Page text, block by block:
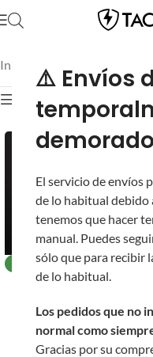
⚠️ Envíos
El servicio de envíos
de lo habitual debido
tenemos que hacer
manual. Puedes
sólo que para recibir
de lo habitual.
Los pedidos que no
normal como
Gracias por su
Inicio
Mostrar filtros
NUEVO
EMG x Kimber Custom
TLE/RL II 1911 con
Cachas G10 para